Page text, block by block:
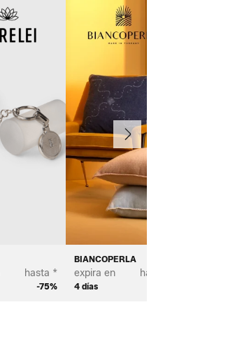
hasta *
-75%
BIANCOPERLA
expira en
4 días
hasta *
Continuar